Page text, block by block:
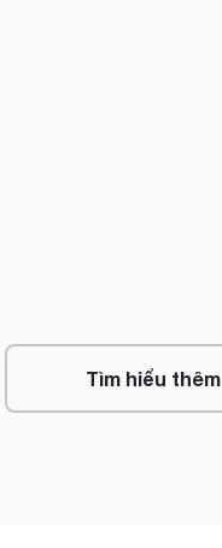
Tìm hiểu thêm